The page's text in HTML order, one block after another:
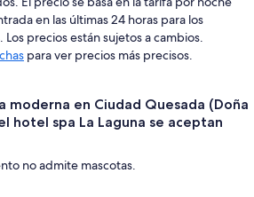
en las últimas 24 horas para los
precios están sujetos a cambios.
para ver precios más precisos.
moderna en Ciudad Quesada (Doña
hotel spa La Laguna se aceptan
no admite mascotas.